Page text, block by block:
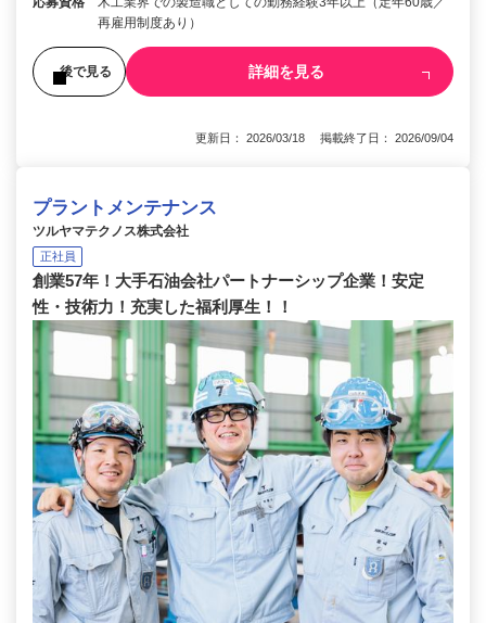
再雇用制度あり）
後で見る 詳細を見る
更新日： 2026/03/18 掲載終了日： 2026/09/04
プラントメンテナンス
ツルヤマテクノス株式会社
正社員
創業57年！大手石油会社パートナーシップ企業！安定
性・技術力！充実した福利厚生！！